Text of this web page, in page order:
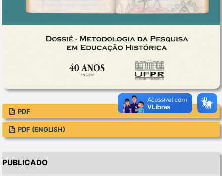
PDF
PDF (ENGLISH)
PUBLICADO